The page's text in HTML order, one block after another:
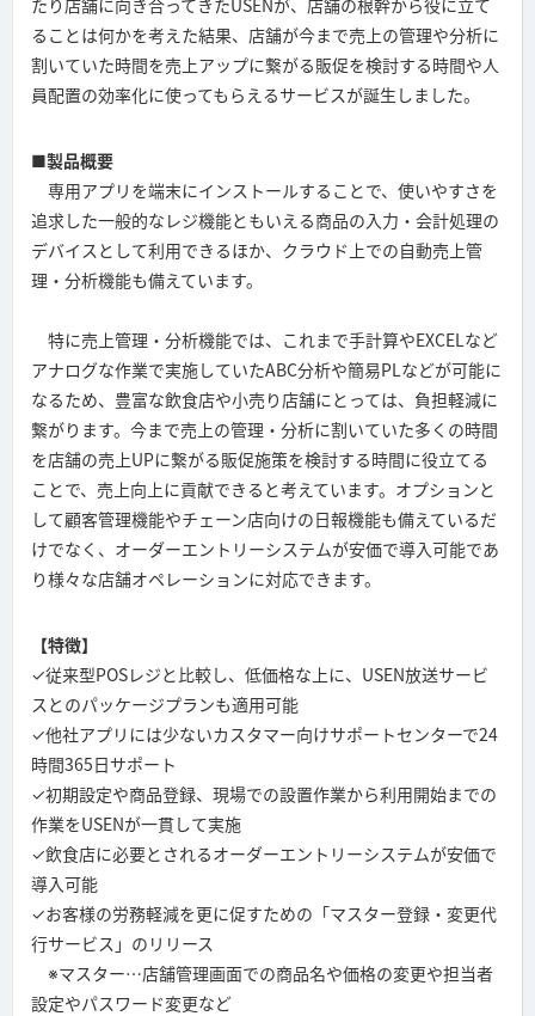
ることは何かを考えた結果、店舗が今まで売上の管理や分析に
割いていた時間を売上アップに繋がる販促を検討する時間や人
員配置の効率化に使ってもらえるサービスが誕生しました。
■製品概要
専用アプリを端末にインストールすることで、使いやすさを
追求した一般的なレジ機能ともいえる商品の入力・会計処理の
デバイスとして利用できるほか、クラウド上での自動売上管
理・分析機能も備えています。
特に売上管理・分析機能では、これまで手計算やEXCELなど
アナログな作業で実施していたABC分析や簡易PLなどが可能に
なるため、豊富な飲食店や小売り店舗にとっては、負担軽減に
繋がります。今まで売上の管理・分析に割いていた多くの時間
を店舗の売上UPに繋がる販促施策を検討する時間に役立てる
ことで、売上向上に貢献できると考えています。オプションと
して顧客管理機能やチェーン店向けの日報機能も備えているだ
けでなく、オーダーエントリーシステムが安価で導入可能であ
り様々な店舗オペレーションに対応できます。
【特徴】
✓従来型POSレジと比較し、低価格な上に、USEN放送サービ
スとのパッケージプランも適用可能
✓他社アプリには少ないカスタマー向けサポートセンターで24
時間365日サポート
✓初期設定や商品登録、現場での設置作業から利用開始までの
作業をUSENが一貫して実施
✓飲食店に必要とされるオーダーエントリーシステムが安価で
導入可能
✓お客様の労務軽減を更に促すための「マスター登録・変更代
行サービス」のリリース
※マスター…店舗管理画面での商品名や価格の変更や担当者
設定やパスワード変更など